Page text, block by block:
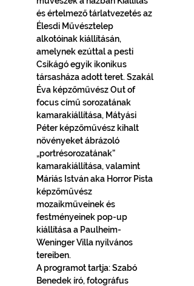
és értelmező tárlatvezetés az
Élesdi Művésztelep
alkotóinak kiállításán,
amelynek ezúttal a pesti
Csikágó egyik ikonikus
társasháza adott teret. Szakál
Éva képzőművész Out of
focus című sorozatának
kamarakiállítása, Mátyási
Péter képzőművész kihalt
növényeket ábrázoló
„portrésorozatának”
kamarakiállítása, valamint
Máriás István aka Horror Pista
képzőművész
mozaikműveinek és
festményeinek pop-up
kiállítása a Paulheim-
Weninger Villa nyilvános
tereiben.
A programot tartja: Szabó
Benedek író, fotográfus